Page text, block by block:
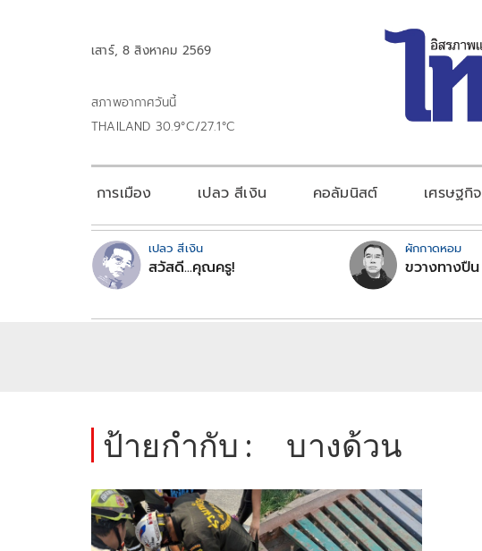
เสาร์, 8 สิงหาคม 2569
สภาพอากาศวันนี้
THAILAND 30.9°C/27.1°C
การเมือง เปลว สีเงิน คอลัมนิสต์ เศรษฐกิจ
เปลว สีเงิน
สวัสดี...คุณครู!
ผักกาดหอม
ขวางทางปืน
ป้ายกำกับ : บางด้วน